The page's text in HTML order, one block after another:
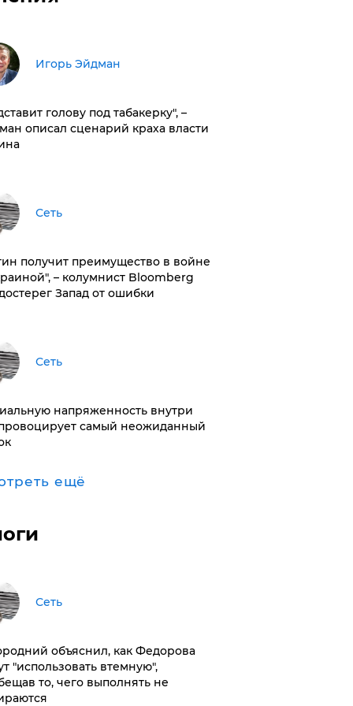
Игорь Эйдман
голову под табакерку", –
описал сценарий краха власти
Сеть
получит преимущество в войне
– колумнист Bloomberg
Запад от ошибки
Сеть
напряженность внутри
самый неожиданный
ещё
Сеть
объяснил, как Федорова
"использовать втемную",
то, чего выполнять не